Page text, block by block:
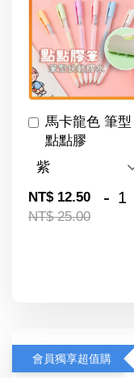
馬卡龍色 筆型
點點膠
NT$ 12.50
NT$ 25.00
-
會員獨享超值購